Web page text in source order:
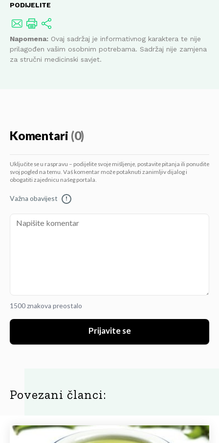
PODIJELITE
Napomena: Ovaj sadržaj je informativnog karaktera te nije
prilagođen vašim osobnim potrebama. Sadržaj nije zamjena
za stručni medicinski savjet.
Komentari (0)
Uključite se u raspravu – podijelite svoje mišljenje, postavite pitanja ili ponudite
svoj pogled na temu. Vaš komentar može potaknuti zanimljiv dijalog i
obogatiti zajednicu našeg portala.
Važna obavijest !
1500 znakova preostalo
Prijavite se
Povezani članci: